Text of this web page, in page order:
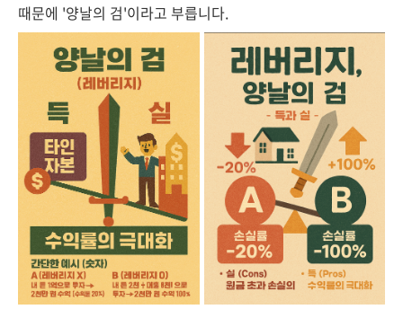
때문에 '양날의 검'이라고 부릅니다.